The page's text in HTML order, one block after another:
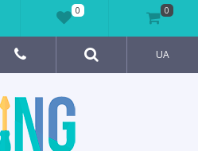
UA
0 0